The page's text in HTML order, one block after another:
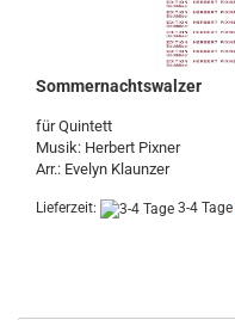
Sommernachtswalzer
für Quintett
Musik: Herbert Pixner
Arr.: Evelyn Klaunzer
Lieferzeit: 3-4 Tage